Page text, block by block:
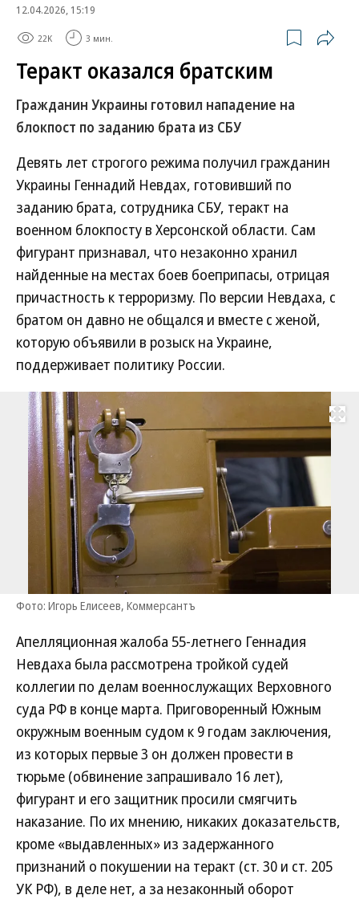
12.04.2026, 15:19
22K 3 мин.
Теракт оказался братским
Гражданин Украины готовил нападение на
блокпост по заданию брата из СБУ
Девять лет строгого режима получил гражданин
Украины Геннадий Невдах, готовивший по
заданию брата, сотрудника СБУ, теракт на
военном блокпосту в Херсонской области. Сам
фигурант признавал, что незаконно хранил
найденные на местах боев боеприпасы, отрицая
причастность к терроризму. По версии Невдаха, с
братом он давно не общался и вместе с женой,
которую объявили в розыск на Украине,
поддерживает политику России.
Развернуть
Фото: Игорь Елисеев, Коммерсантъ
Апелляционная жалоба 55-летнего Геннадия
Невдаха была рассмотрена тройкой судей
коллегии по делам военнослужащих Верховного
суда РФ в конце марта. Приговоренный Южным
окружным военным судом к 9 годам заключения,
из которых первые 3 он должен провести в
тюрьме (обвинение запрашивало 16 лет),
фигурант и его защитник просили смягчить
наказание. По их мнению, никаких доказательств,
кроме «выдавленных» из задержанного
признаний о покушении на теракт (ст. 30 и ст. 205
УК РФ), в деле нет, а за незаконный оборот